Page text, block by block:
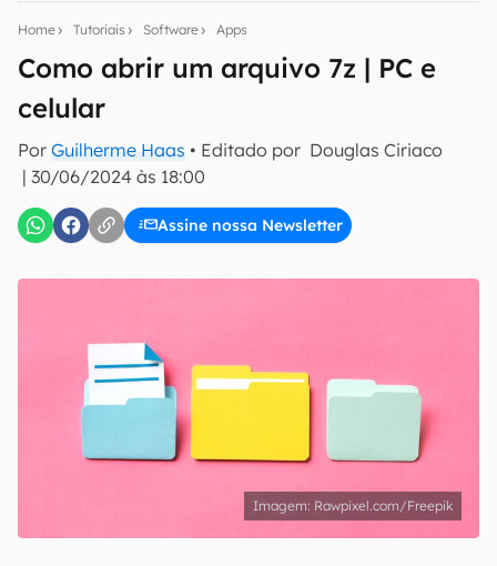
Home Tutoriais Software Apps
Como abrir um arquivo 7z | PC e
celular
Por Guilherme Haas • Editado por Douglas Ciriaco
| 30/06/2024 às 18:00
Assine nossa Newsletter
Confirmo que li, aceito e concordo com os
Rawpixel.com/Freepik